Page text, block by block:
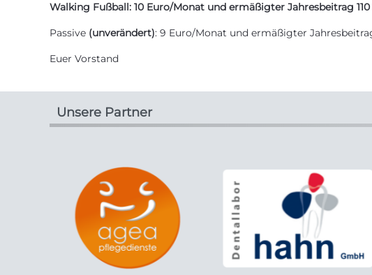
Walking Fußball: 10 Euro/Monat und ermäßigter Jahresbeitrag
Passive (unverändert): 9 Euro/Monat und ermäßigter
Euer Vorstand
Unsere Partner